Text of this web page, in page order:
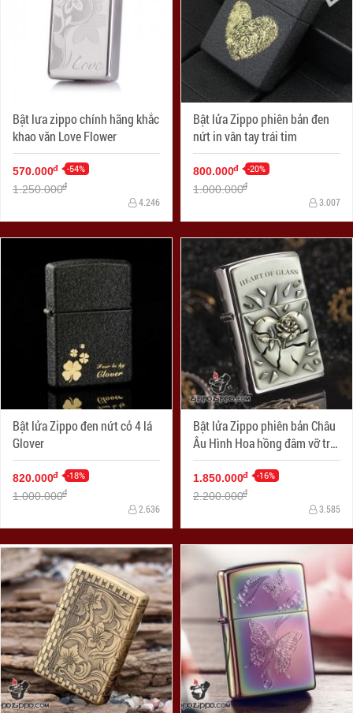
Bật lưa zippo chính hãng khắc
khao văn Love Flower
570.000đ -54%
1.250.000đ
4.246
Bật lửa Zippo phiên bản đen
nứt in vân tay trái tim
800.000đ -20%
1.000.000đ
3.007
Bật lửa Zippo đen nứt cỏ 4 lá
Glover
820.000đ -18%
1.000.000đ
2.636
Bật lửa Zippo phiên bản Châu
Âu Hình Hoa hồng đâm vỡ trái
tim
1.850.000đ -16%
2.200.000đ
3.585